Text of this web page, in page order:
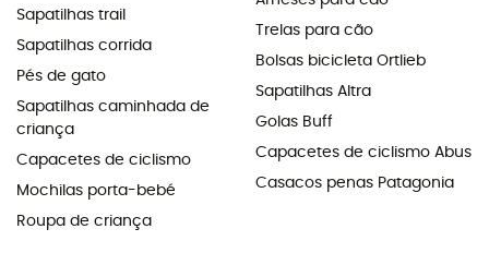
Sapatilhas trail
Sapatilhas corrida
Pés de gato
Sapatilhas caminhada de
criança
Capacetes de ciclismo
Mochilas porta-bebé
Roupa de criança
Trelas para cão
Bolsas bicicleta Ortlieb
Sapatilhas Altra
Golas Buff
Capacetes de ciclismo Abus
Casacos penas Patagonia